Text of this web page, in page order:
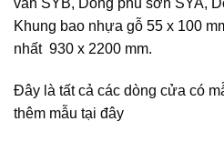
vân SYB, Dòng phủ sơn SYA,
Khung bao nhựa gỗ 55 x 100
nhất 930 x 2200 mm.
Đây là tất cả các dòng cửa có
thêm mẫu tại đây